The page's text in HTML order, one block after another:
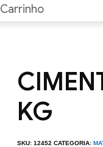
Carrinho
KG
SKU:12452 CATEGORIA: